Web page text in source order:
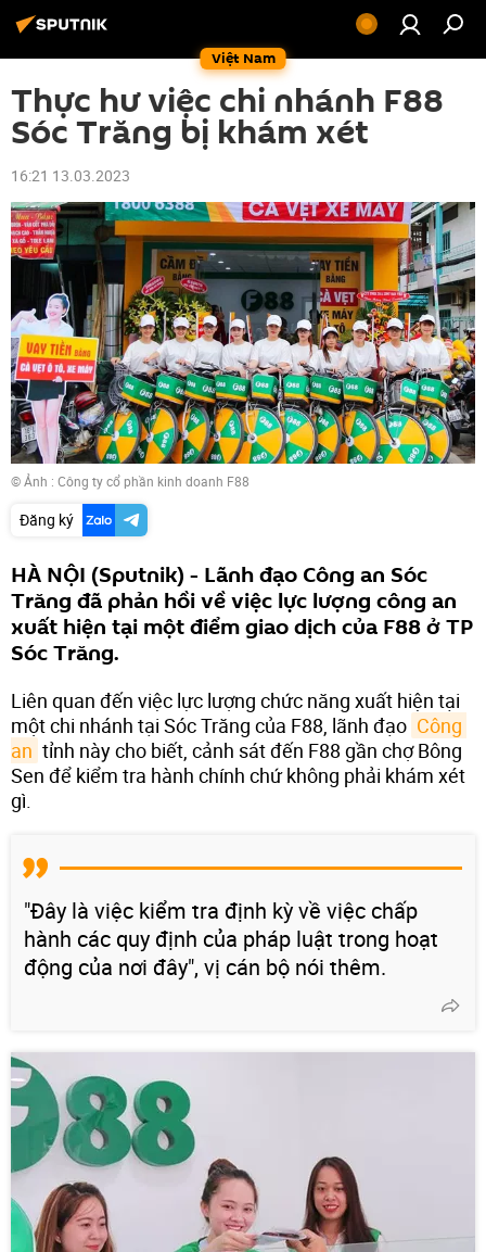
Việt Nam
Thực hư việc chi nhánh F88
Sóc Trăng bị khám xét
16:21 13.03.2023
© Ảnh : Công ty cổ phần kinh doanh F88
Đăng ký
HÀ NỘI (Sputnik) - Lãnh đạo Công an Sóc
Trăng đã phản hồi về việc lực lượng công an
xuất hiện tại một điểm giao dịch của F88 ở TP
Sóc Trăng.
Liên quan đến việc lực lượng chức năng xuất hiện tại
một chi nhánh tại Sóc Trăng của F88, lãnh đạo Công
an tỉnh này cho biết, cảnh sát đến F88 gần chợ Bông
Sen để kiểm tra hành chính chứ không phải khám xét
gì.
"Đây là việc kiểm tra định kỳ về việc chấp
hành các quy định của pháp luật trong hoạt
động của nơi đây", vị cán bộ nói thêm.